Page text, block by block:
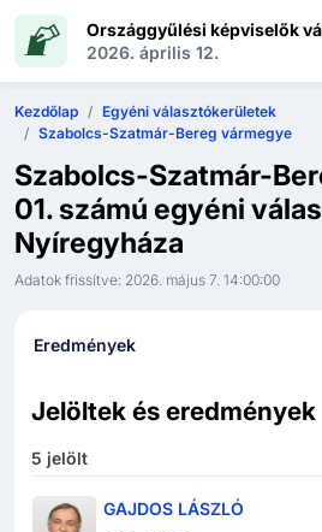
Országgyűlési képviselők
2026. április 12.
Kezdőlap
Egyéni választókerületek
Szabolcs-Szatmár-Bereg vármegye
Szabolcs-Szatmár-
01. számú egyéni
Nyíregyháza
Adatok frissítve: 2026. május 7. 14:00:00
Eredmények
Jelöltek és eredmények
5 jelölt
GAJDOS LÁSZLÓ